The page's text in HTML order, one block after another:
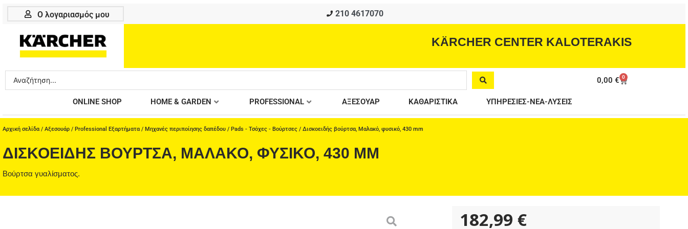
Μετάβαση
Ο λογαριασμός μου 210 4617070
KÄRCHER CENTER KALOTERAKIS
Search
...
0,00€ 0
Cart
ONLINE SHOP HOME & GARDEN PROFESSIONAL ΑΞΕΣΟΥΑΡ ΚΑΘΑΡΙΣΤΙΚΑ ΥΠΗΡΕΣΙΕΣ-ΝΕΑ-ΛΥΣΕΙΣ
Αρχική σελίδα / Αξεσουάρ / Professional Εξαρτήματα / Μηχανές περιποίησης δαπέδου / Pads - Τσόχες - Βούρτσες / Δισκοειδής βούρτσα, Μαλακό, φυσικό, 430 mm
ΔΙΣΚΟΕΙΔΉΣ ΒΟΎΡΤΣΑ, ΜΑΛΑΚΌ, ΦΥΣΙΚΌ, 430 MM
Βούρτσα γυαλίσματος.
182,99€